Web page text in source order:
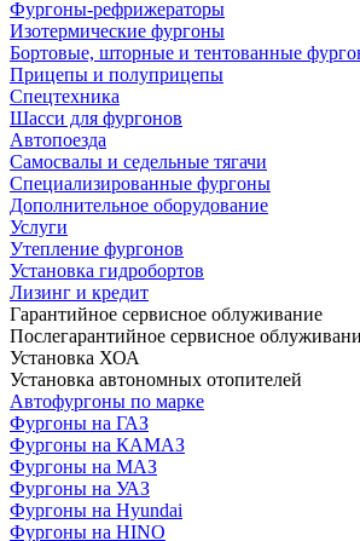
Фургоны-рефрижераторы
Изотермические фургоны
Бортовые, шторные и тентованные
Прицепы и полуприцепы
Спецтехника
Шасси для фургонов
Автопоезда
Самосвалы и седельные тягачи
Специализированные фургоны
Дополнительное оборудование
Услуги
Утепление фургонов
Установка гидробортов
Лизинг и кредит
Гарантийное сервисное облуживание
Послегарантийное сервисное
Установка ХОА
Установка автономных отопителей
Автофургоны по марке
Фургоны на ГАЗ
Фургоны на КАМАЗ
Фургоны на МАЗ
Фургоны на УАЗ
Фургоны на Hyundai
Фургоны на HINO